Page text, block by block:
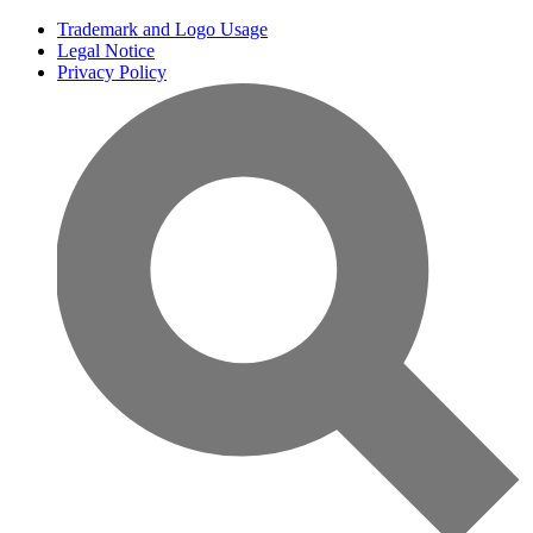
Trademark and Logo Usage
Legal Notice
Privacy Policy